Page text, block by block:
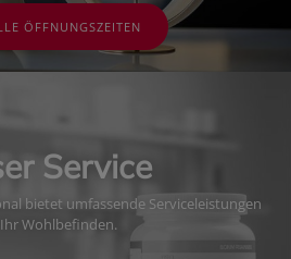
ÖFFNUNGSZEITEN
Service
bietet umfassende Serviceleistungen
Wohlbefinden.